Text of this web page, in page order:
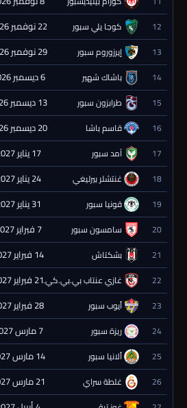
12 كوجا يلي سبور 22 نوفمبر 2026 - 19:00
13 إيرزوروم سبور 29 نوفمبر 2026 - 19:00
14 باشاك شهير 6 ديسمبر 2026 - 19:00
15 طرابزون سبور 13 ديسمبر 2026 - 19:00
16 قاسم باشا 20 ديسمبر 2026 - 19:00
17 آمد سبور 17 يناير 2027 - 19:00
18 غنتشلر بيرليغي 24 يناير 2027 - 19:00
19 قونيا سبور 31 يناير 2027 - 19:00
20 سامسون سبور 7 فبراير 2027 - 19:00
21 بشكتاش 14 فبراير 2027 - 19:00
22 غازي عنتاب بي.بي.كي.21 فبراير 2027 - 19:00
23 أيوب سبور 28 فبراير 2027 - 19:00
24 ريزة سبور 7 مارس 2027 - 19:00
25 ألانيا سبور 14 مارس 2027 - 19:00
26 غلطة سراي 21 مارس 2027 - 19:00